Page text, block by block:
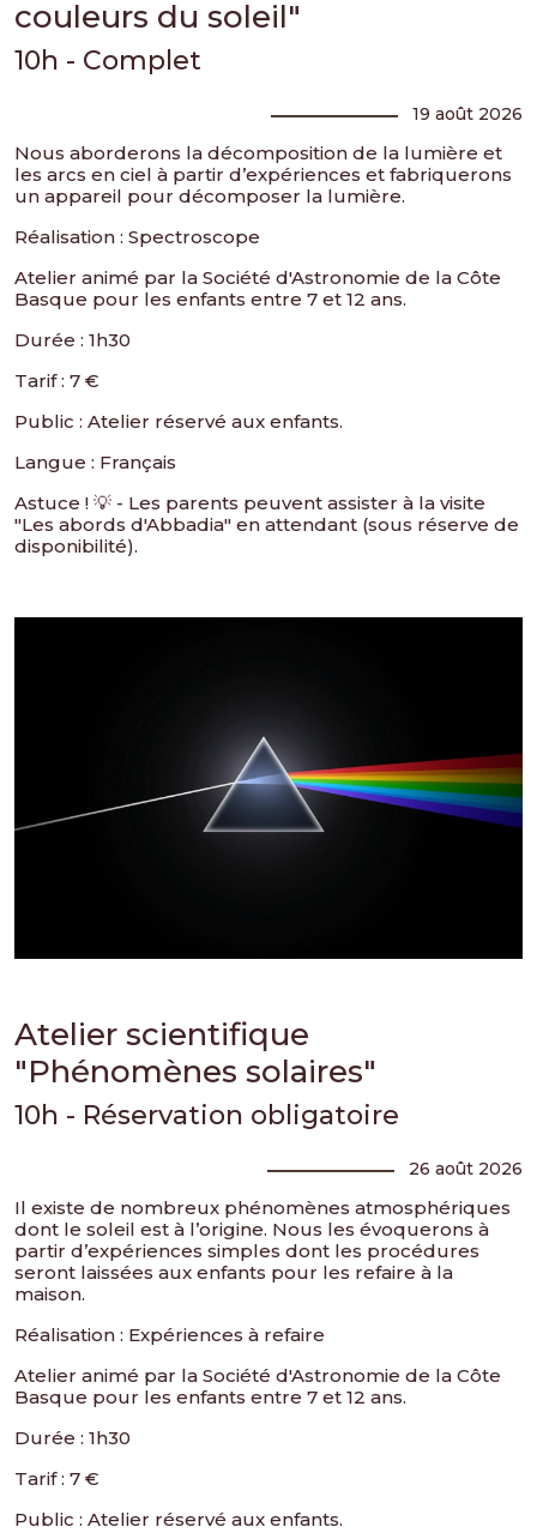
couleurs du soleil"
19 août 2026
10h - Complet
Nous aborderons la décomposition de la lumière et
les arcs en ciel à partir d’expériences et fabriquerons
un appareil pour décomposer la lumière.
Réalisation : Spectroscope
Atelier animé par la Société d'Astronomie de la Côte
Basque pour les enfants entre 7 et 12 ans.
Durée : 1h30
Tarif : 7 €
Public : Atelier réservé aux enfants.
Langue : Français
Astuce ! 💡 - Les parents peuvent assister à la visite
"Les abords d'Abbadia" en attendant (sous réserve de
disponibilité).
Atelier scientifique
"Phénomènes solaires"
26 août 2026
10h - Réservation obligatoire
Il existe de nombreux phénomènes atmosphériques
dont le soleil est à l’origine. Nous les évoquerons à
partir d’expériences simples dont les procédures
seront laissées aux enfants pour les refaire à la
maison.
Réalisation : Expériences à refaire
Atelier animé par la Société d'Astronomie de la Côte
Basque pour les enfants entre 7 et 12 ans.
Durée : 1h30
Tarif : 7 €
Public : Atelier réservé aux enfants.